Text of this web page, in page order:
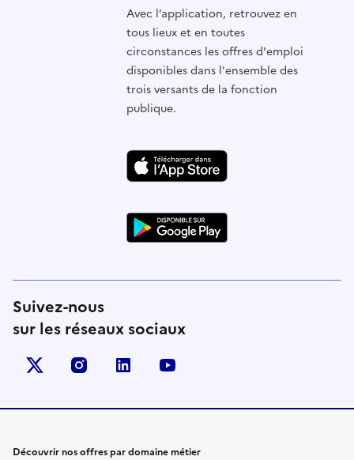
Avec l’application, retrouvez en
tous lieux et en toutes
circonstances les offres d'emploi
disponibles dans l'ensemble des
trois versants de la fonction
publique.
Suivez-nous
sur les réseaux sociaux
X (anciennement Twitter)
instagramlinkedin
Découvrir nos offres par domaine métier